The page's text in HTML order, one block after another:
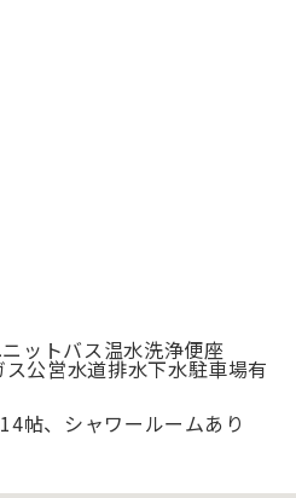
ットバス温水洗浄便座
ス公営水道排水下水駐車場有
帖、シャワールームあり